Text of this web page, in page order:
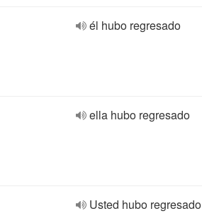
él hubo regresado
ella hubo regresado
Usted hubo regresado